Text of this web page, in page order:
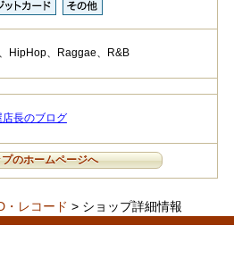
HipHop、Raggae、R&B
店長のブログ
のホームページへ
・レコード > ショップ詳細情報